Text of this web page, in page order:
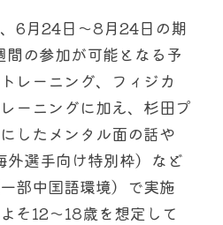
6月24日〜8月24日の期
間の参加が可能となる予
レーニング、フィジカ
ーニングに加え、杉田プ
したメンタル面の話や
選手向け特別枠）など
部中国語環境）で実施
そ12〜18歳を想定して